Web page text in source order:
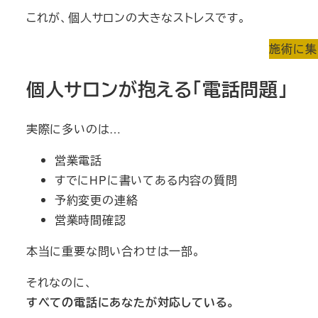
これが、個人サロンの大きなストレスです。
施術に
個人サロンが抱える「電話問題」
実際に多いのは…
営業電話
すでにHPに書いてある内容の質問
予約変更の連絡
営業時間確認
本当に重要な問い合わせは一部。
それなのに、
すべての電話にあなたが対応している。